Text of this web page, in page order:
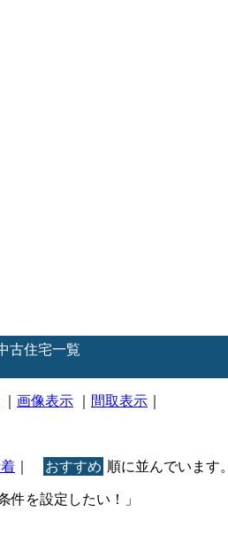
古住宅一覧
画像表示 間取表示
おすすめ 順に並んでいます。
件を設定したい！」